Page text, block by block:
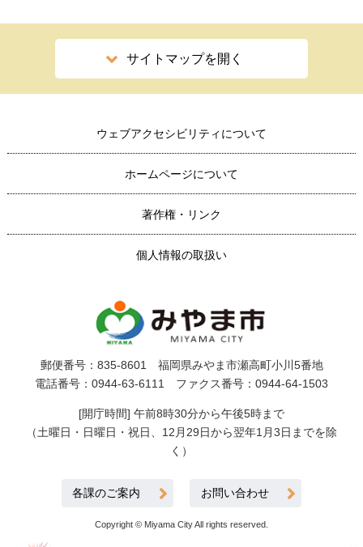
サイトマップを開く
ウェブアクセシビリティについて
ホームページについて
著作権・リンク
個人情報の取扱い
郵便番号：835-8601 福岡県みやま市瀬高町小川5番地
電話番号：0944-63-6111 ファクス番号：0944-64-1503
[開庁時間] 午前8時30分から午後5時まで
（土曜日・日曜日・祝日、12月29日から翌年1月3日までを除
く）
各課のご案内 お問い合わせ
Copyright © Miyama City All rights reserved.